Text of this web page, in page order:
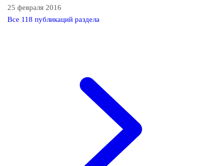
25 февраля 2016
Все 118 публикаций раздела